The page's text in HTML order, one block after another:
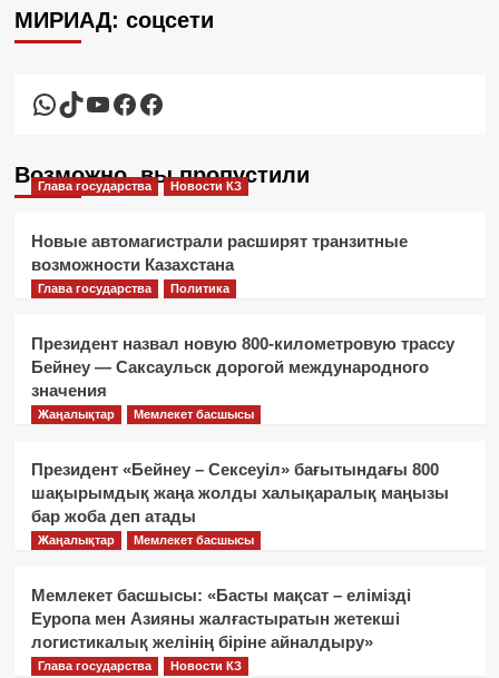
МИРИАД: соцсети
WhatsApp
TikTok
YouTube
Facebook
Facebook
Возможно, вы пропустили
Глава государства Новости КЗ
Новые автомагистрали расширят транзитные
возможности Казахстана
Глава государства Политика
Президент назвал новую 800-километровую трассу
Бейнеу — Саксаульск дорогой международного
значения
Жаңалықтар Мемлекет басшысы
Президент «Бейнеу – Сексеуіл» бағытындағы 800
шақырымдық жаңа жолды халықаралық маңызы
бар жоба деп атады
Жаңалықтар Мемлекет басшысы
Мемлекет басшысы: «Басты мақсат – елімізді
Еуропа мен Азияны жалғастыратын жетекші
логистикалық желінің біріне айналдыру»
Глава государства Новости КЗ